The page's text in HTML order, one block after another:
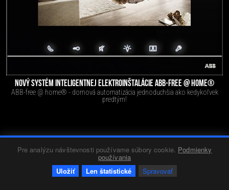
Pre analýzu návštevnosti používame súbory cookie. Podmienky
používania
Uložiť
Len štatistické Spravovať
NOVÝ SYSTÉM INTELIGENTNEJ ELEKTROINŠTALÁCIE ABB-FREE @ HOME®
ABB-free @ home® - domová automatizácia jednoduchšia ako kedykoľvek
predtým!
Firmy Red 229.02.2016 2004 0+3-2